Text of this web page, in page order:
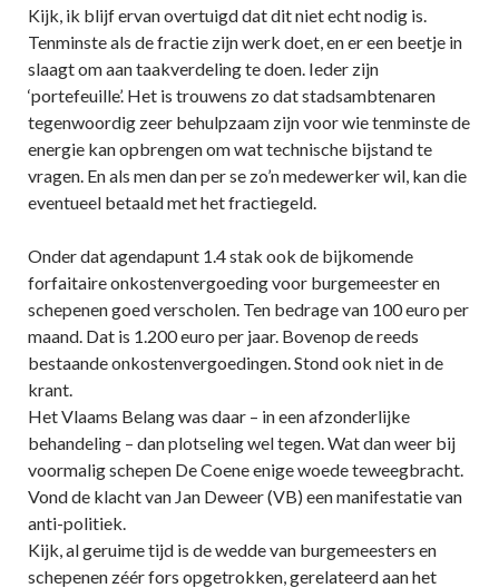
Kijk, ik blijf ervan overtuigd dat dit niet echt nodig is.
Tenminste als de fractie zijn werk doet, en er een beetje in
slaagt om aan taakverdeling te doen. Ieder zijn
‘portefeuille’. Het is trouwens zo dat stadsambtenaren
tegenwoordig zeer behulpzaam zijn voor wie tenminste de
energie kan opbrengen om wat technische bijstand te
vragen. En als men dan per se zo’n medewerker wil, kan die
eventueel betaald met het fractiegeld.
Onder dat agendapunt 1.4 stak ook de bijkomende
forfaitaire onkostenvergoeding voor burgemeester en
schepenen goed verscholen. Ten bedrage van 100 euro per
maand. Dat is 1.200 euro per jaar. Bovenop de reeds
bestaande onkostenvergoedingen. Stond ook niet in de
krant.
Het Vlaams Belang was daar – in een afzonderlijke
behandeling – dan plotseling wel tegen. Wat dan weer bij
voormalig schepen De Coene enige woede teweegbracht.
Vond de klacht van Jan Deweer (VB) een manifestatie van
anti-politiek.
Kijk, al geruime tijd is de wedde van burgemeesters en
schepenen zéér fors opgetrokken, gerelateerd aan het